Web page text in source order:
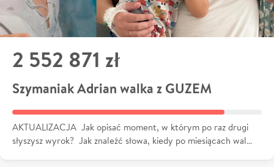
2 552 871 zł
Szymaniak Adrian walka z GUZEM
AKTUALIZACJA Jak opisać moment, w którym po raz drugi
słyszysz wyrok? Jak znaleźć słowa, kiedy po miesiącach wal…